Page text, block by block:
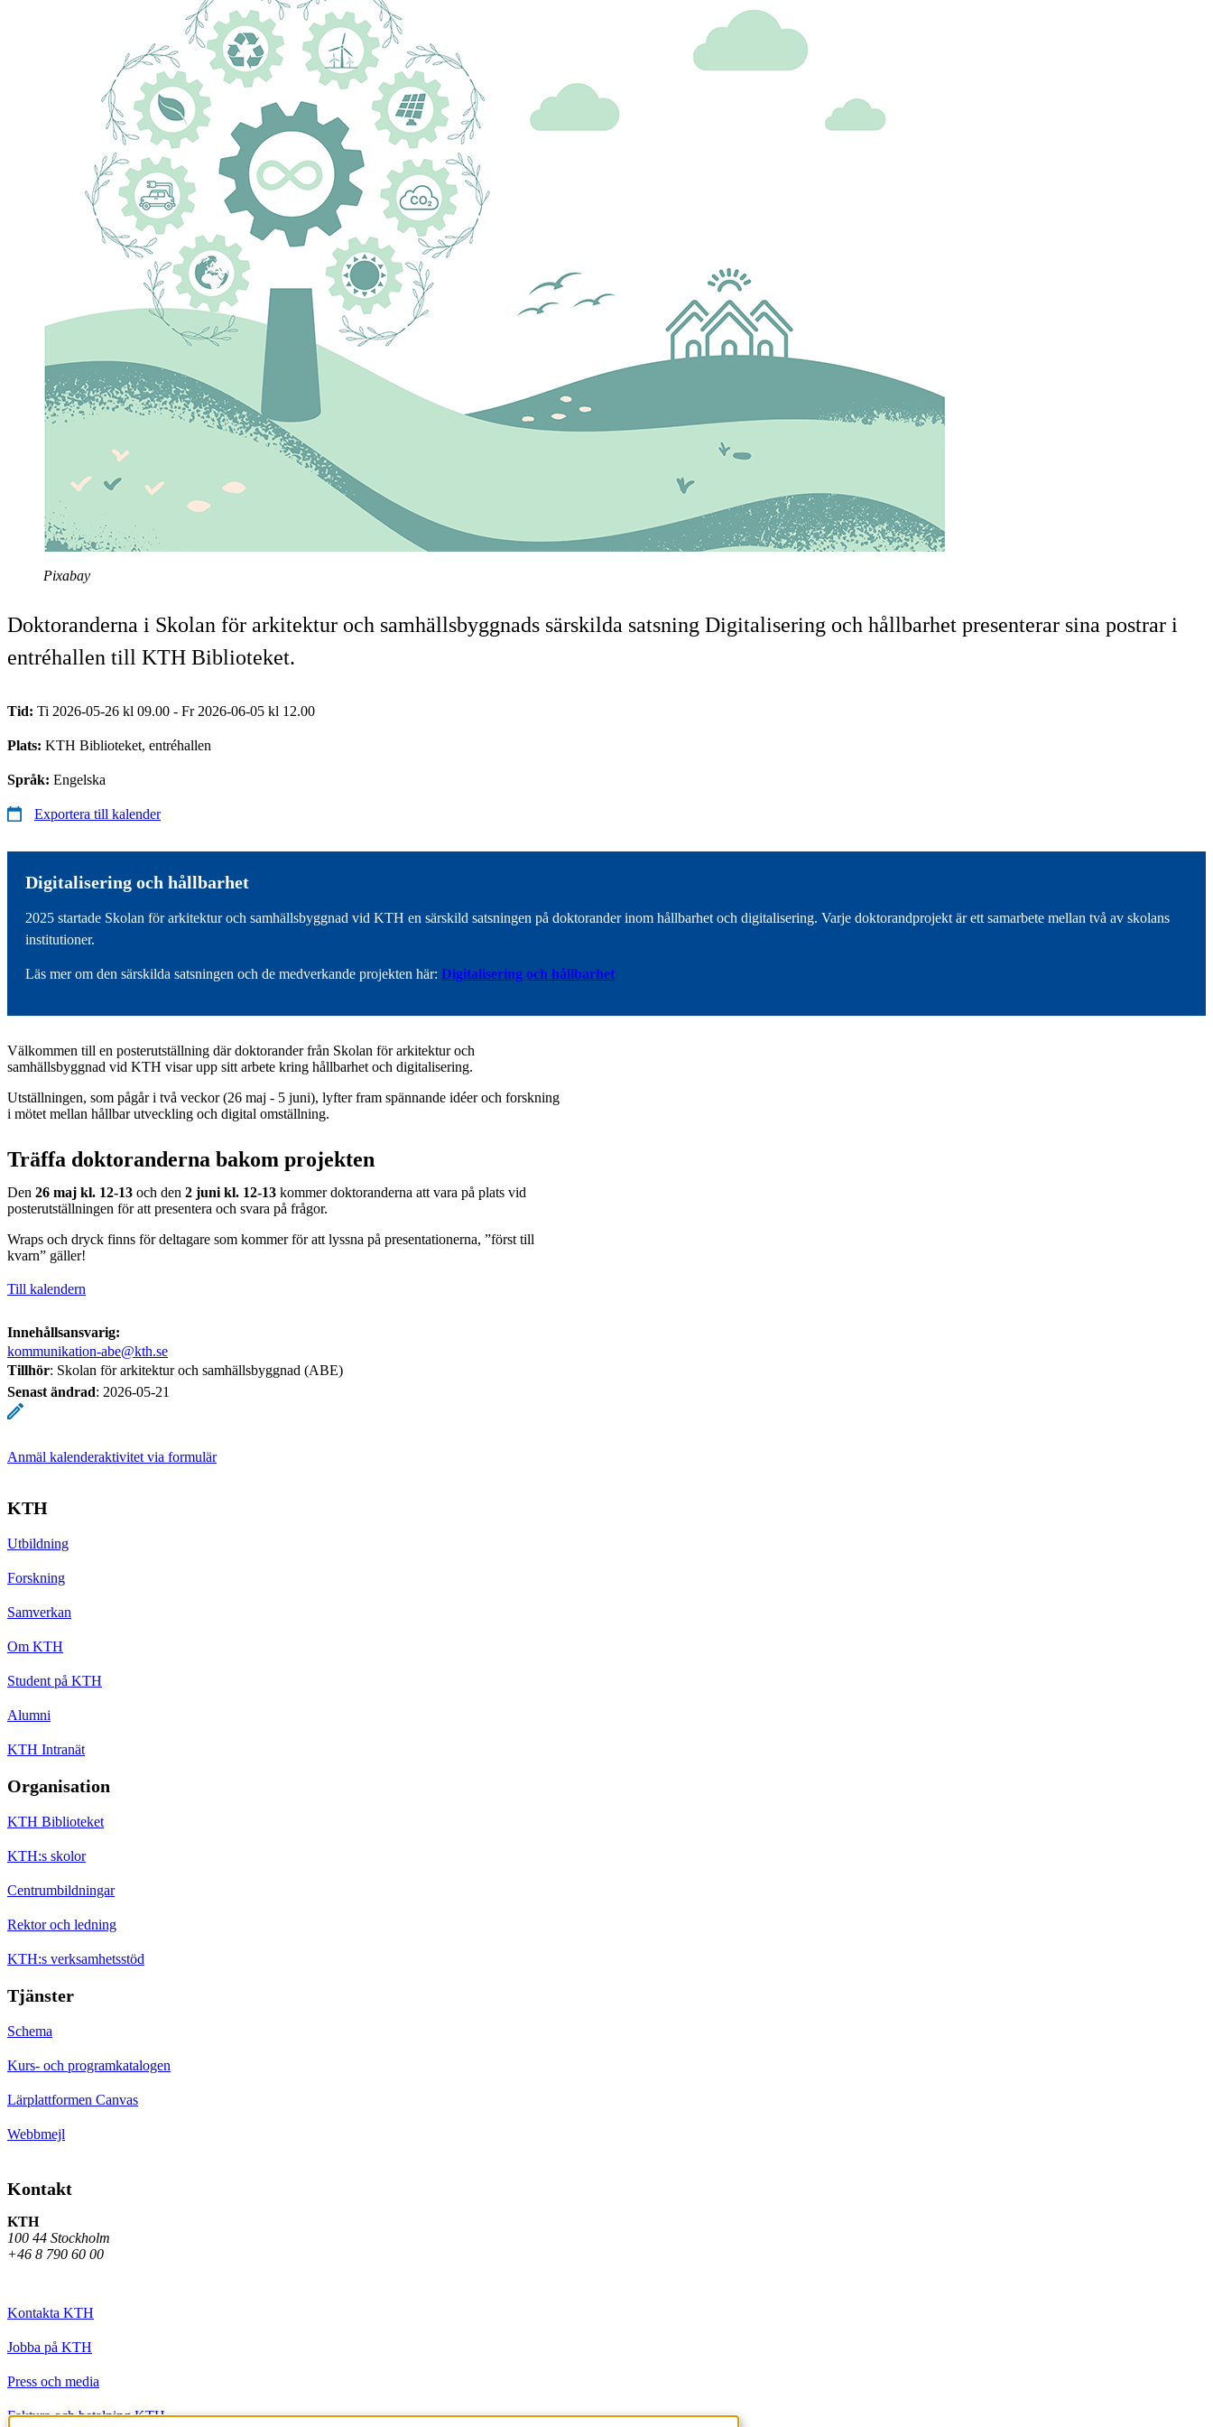
Pixabay
Doktoranderna i Skolan för arkitektur och samhällsbyggnads särskilda satsning Digitalisering och hållbarhet presenterar sina postrar i
entréhallen till KTH Biblioteket.
Tid: Ti 2026-05-26 kl 09.00 - Fr 2026-06-05 kl 12.00
Plats: KTH Biblioteket, entréhallen
Språk: Engelska
Exportera till kalender
Digitalisering och hållbarhet
2025 startade Skolan för arkitektur och samhällsbyggnad vid KTH en särskild satsningen på doktorander inom hållbarhet och digitalisering. Varje doktorandprojekt är ett samarbete mellan två av skolans
institutioner.
Läs mer om den särskilda satsningen och de medverkande projekten här: Digitalisering och hållbarhet
Välkommen till en posterutställning där doktorander från Skolan för arkitektur och
samhällsbyggnad vid KTH visar upp sitt arbete kring hållbarhet och digitalisering.
Utställningen, som pågår i två veckor (26 maj - 5 juni), lyfter fram spännande idéer och forskning
i mötet mellan hållbar utveckling och digital omställning.
Träffa doktoranderna bakom projekten
Den 26 maj kl. 12-13 och den 2 juni kl. 12-13 kommer doktoranderna att vara på plats vid
posterutställningen för att presentera och svara på frågor.
Wraps och dryck finns för deltagare som kommer för att lyssna på presentationerna, ”först till
kvarn” gäller!
Till kalendern
Innehållsansvarig:
kommunikation-abe@kth.se
Tillhör: Skolan för arkitektur och samhällsbyggnad (ABE)
Senast ändrad: 2026-05-21
Anmäl kalenderaktivitet via formulär
KTH
Utbildning
Forskning
Samverkan
Om KTH
Student på KTH
Alumni
KTH Intranät
Organisation
KTH Biblioteket
KTH:s skolor
Centrumbildningar
Rektor och ledning
KTH:s verksamhetsstöd
Tjänster
Schema
Kurs- och programkatalogen
Lärplattformen Canvas
Webbmejl
Kontakt
KTH
100 44 Stockholm
+46 8 790 60 00
Kontakta KTH
Jobba på KTH
Press och media
Faktura och betalning KTH